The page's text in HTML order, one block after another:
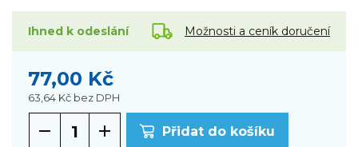
Ihned k odeslání Možnosti a ceník doručení
77,00 Kč
63,64 Kč bez DPH
Přidat do košíku